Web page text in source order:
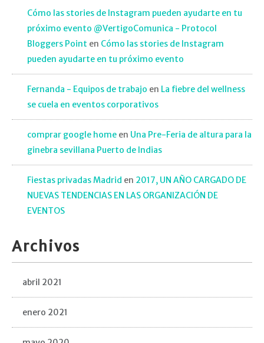
Cómo las stories de Instagram pueden ayudarte en tu
próximo evento @VertigoComunica - Protocol
Bloggers Point en Cómo las stories de Instagram
pueden ayudarte en tu próximo evento
Fernanda - Equipos de trabajo en La fiebre del wellness
se cuela en eventos corporativos
comprar google home en Una Pre-Feria de altura para la
ginebra sevillana Puerto de Indias
Fiestas privadas Madrid en 2017, UN AÑO CARGADO DE
NUEVAS TENDENCIAS EN LAS ORGANIZACIÓN DE
EVENTOS
Archivos
abril 2021
enero 2021